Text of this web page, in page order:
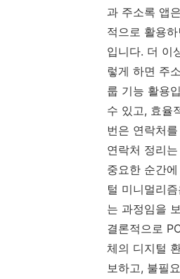
과 주소록 앱
적으로 활용
입니다. 더 이
렇게 하면 주
룹 기능 활용
수 있고, 효율
번은 연락처
연락처 정리
중요한 순간
털 미니멀리
는 과정임을
결론적으로
체의 디지털
보하고, 불필